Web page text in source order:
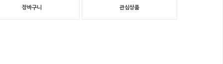
장바구니 관심상품